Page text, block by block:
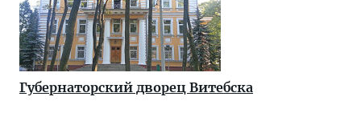
Губернаторский дворец Витебска